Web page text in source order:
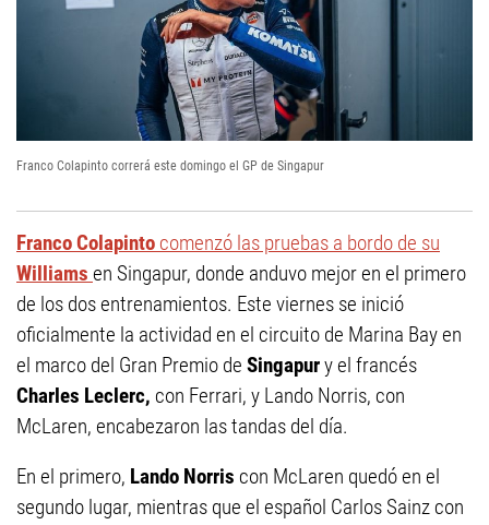
Franco Colapinto correrá este domingo el GP de Singapur
Franco Colapinto comenzó las pruebas a bordo de su
Williams en Singapur, donde anduvo mejor en el primero
de los dos entrenamientos. Este viernes se inició
oficialmente la actividad en el circuito de Marina Bay en
el marco del Gran Premio de Singapury el francés
Charles Leclerc, con Ferrari, y Lando Norris, con
McLaren, encabezaron las tandas del día.
En el primero, Lando Norris con McLaren quedó en el
segundo lugar, mientras que el español Carlos Sainz con